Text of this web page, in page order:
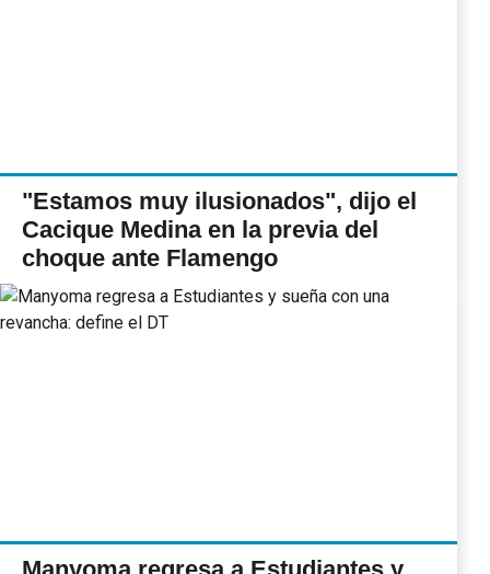
"Estamos muy ilusionados", dijo el
Cacique Medina en la previa del
choque ante Flamengo